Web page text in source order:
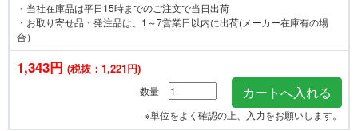
・当社在庫品は平日15時までのご注文で当日出荷
・お取り寄せ品・発注品は、1～7営業日以内に出荷(メーカー在庫有の場
合）
1,343円 (税抜：1,221円)
数量
※単位をよく確認の上、入力をお願いします。